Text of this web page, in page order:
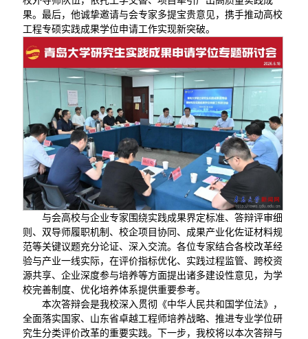
果。最后，他诚挚邀请与会专家多提宝贵意见，携手推动高校
工程专硕实践成果学位申请工作实现新突破。
与会高校与企业专家围绕实践成果界定标准、答辩评审细
则、双导师履职机制、校企项目协同、成果产业化佐证材料规
范等关键议题充分论证、深入交流。各位专家结合各校改革经
验与产业一线实际，在评价指标优化、实践过程监管、跨校资
源共享、企业深度参与培养等方面提出诸多建设性意见，为学
校完善制度、优化培养体系提供重要参考。
本次答辩会是我校深入贯彻《中华人民共和国学位法》，
全面落实国家、山东省卓越工程师培养战略、推进专业学位研
究生分类评价改革的重要实践。下一步，我校将以本次答辩与